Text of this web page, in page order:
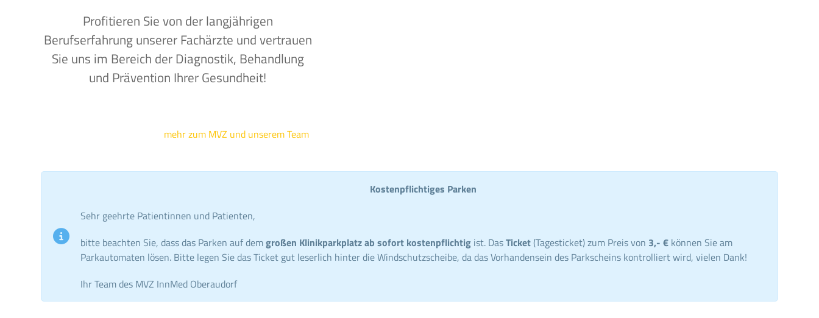
Profitieren Sie von der langjährigen
Berufserfahrung unserer Fachärzte und vertrauen
Sie uns im Bereich der Diagnostik, Behandlung
und Prävention Ihrer Gesundheit!
mehr zum MVZ und unserem Team
Kostenpflichtiges Parken
Sehr geehrte Patientinnen und Patienten,
bitte beachten Sie, dass das Parken auf demgroßen Klinikparkplatz ab sofort kostenpflichtig ist. DasTicket (Tagesticket) zum Preis von 3,- € können Sie am
Parkautomaten lösen. Bitte legen Sie das Ticket gut leserlich hinter die Windschutzscheibe, da das Vorhandensein des Parkscheins kontrolliert wird, vielen Dank!
Ihr Team des MVZ InnMed Oberaudorf